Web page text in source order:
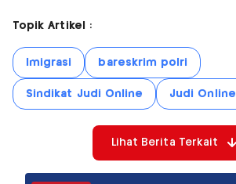
Topik Artikel :
Imigrasi bareskrim polri
Sindikat Judi Online Judi Online
Lihat Berita Terkait